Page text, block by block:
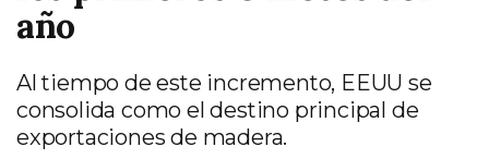
año
Al tiempo de este incremento, EEUU se
consolida como el destino principal de
exportaciones de madera.